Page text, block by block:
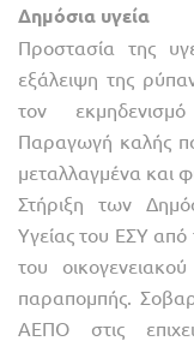
Δημόσια υγεία
Προστασία της
εξάλειψη της
τον
Παραγωγή καλής
μεταλλαγμένα και
Στήριξη των
Υγείας του ΕΣΥ
του
παραπομπής.
ΑΕΠΟ στις